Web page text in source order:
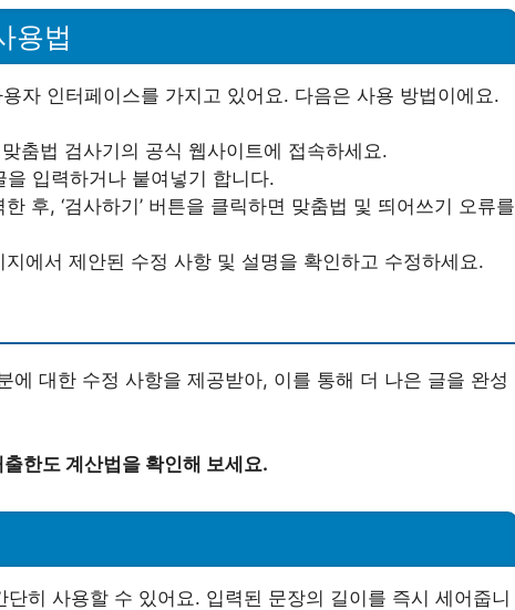
용법
자 인터페이스를 가지고 있어요. 다음은 사용 방법이에요.
춤법 검사기의 공식 웹사이트에 접속하세요.
을 입력하거나 붙여넣기 합니다.
후, ‘검사하기’ 버튼을 클릭하면 맞춤법 및 띄어쓰기 오류를
지에서 제안된 수정 사항 및 설명을 확인하고 수정하세요.
에 대한 수정 사항을 제공받아, 이를 통해 더 나은 글을 완성
한도 계산법을 확인해 보세요.
히 사용할 수 있어요. 입력된 문장의 길이를 즉시 세어줍니